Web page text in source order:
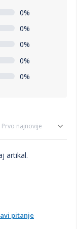
0%
0%
0%
0%
0%
artikal.
pitanje